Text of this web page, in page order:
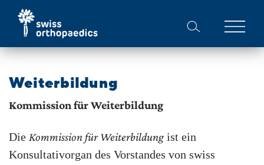
Weiterbildung
Kommission für Weiterbildung
Die Kommission für Weiterbildungist ein
Konsultativorgan des Vorstandes von swiss